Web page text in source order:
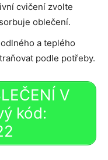
cvičení zvolte
oblečení.
a teplého
podle potřeby.
V
kód: